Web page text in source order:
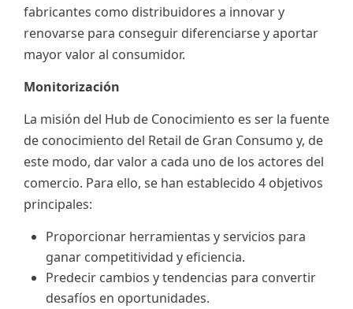
fabricantes como distribuidores a innovar y
renovarse para conseguir diferenciarse y aportar
mayor valor al consumidor.
Monitorización
La misión del Hub de Conocimiento es ser la fuente
de conocimiento del Retail de Gran Consumo y, de
este modo, dar valor a cada uno de los actores del
comercio. Para ello, se han establecido 4 objetivos
principales:
Proporcionar herramientas y servicios para
ganar competitividad y eficiencia.
Predecir cambios y tendencias para convertir
desafíos en oportunidades.